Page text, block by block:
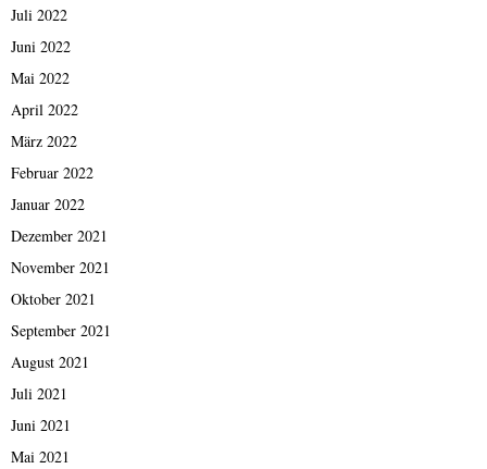
Juli 2022
Juni 2022
Mai 2022
April 2022
März 2022
Februar 2022
Januar 2022
Dezember 2021
November 2021
Oktober 2021
September 2021
August 2021
Juli 2021
Juni 2021
Mai 2021